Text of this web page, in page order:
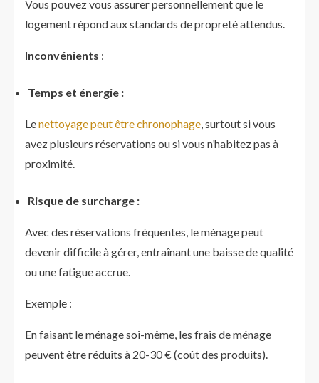
Vous pouvez vous assurer personnellement que le
logement répond aux standards de propreté attendus.
Inconvénients :
Temps et énergie :
Lenettoyage peut être chronophage, surtout si vous
avez plusieurs réservations ou si vous n’habitez pas à
proximité.
Risque de surcharge :
Avec des réservations fréquentes, le ménage peut
devenir difficile à gérer, entraînant une baisse de qualité
ou une fatigue accrue.
Exemple :
En faisant le ménage soi-même, les frais de ménage
peuvent être réduits à 20-30 € (coût des produits).